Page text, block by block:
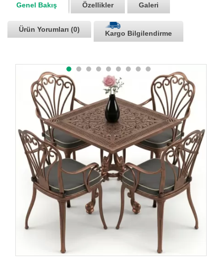
Genel Bakış Özellikler Galeri
Ürün Yorumları (0)
Kargo Bilgilendirme